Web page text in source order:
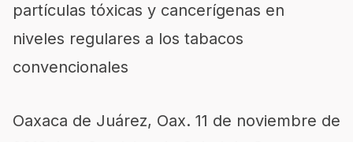
partículas tóxicas y cancerígenas en
niveles regulares a los tabacos
convencionales
Oaxaca de Juárez, Oax. 11 de noviembre de